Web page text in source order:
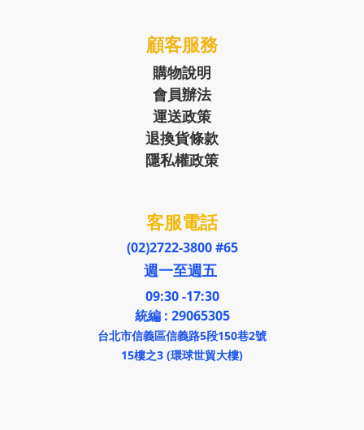
顧客服務
購物說明
會員辦法
運送政策
退換貨條款
隱私權政策
客服電話
(02)2722-3800 #65
週一至週五
09:30 -17:30
統編 : 29065305
台北市信義區信義路5段150巷2號
15樓之3 (環球世貿大樓)